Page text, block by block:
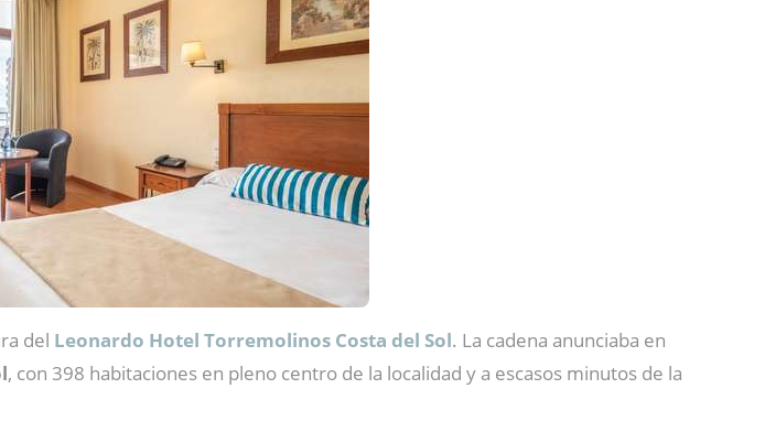
del Leonardo Hotel Torremolinos Costa del Sol. La cadena anunciaba en
, con 398 habitaciones en pleno centro de la localidad y a escasos minutos de la